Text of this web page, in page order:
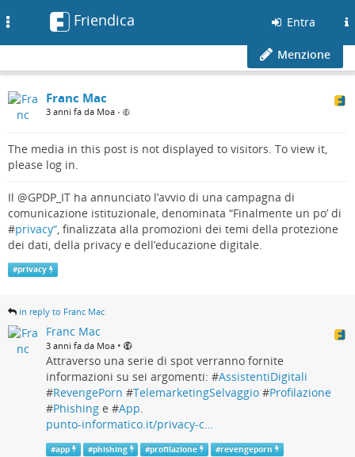
Friendica Entra
Menzione
Franc Mac
3 anni fa da Moa •
The media in this post is not displayed to visitors. To view it,
please log in.
Il @GPDP_IT ha annunciato l’avvio di una campagna di
comunicazione istituzionale, denominata “Finalmente un po’ di
#privacy“, finalizzata alla promozioni dei temi della protezione
dei dati, della privacy e dell’educazione digitale.
#privacy
in reply to Franc Mac
Franc Mac
3 anni fa da Moa •
Attraverso una serie di spot verranno fornite
informazioni su sei argomenti: #AssistentiDigitali
#RevengePorn #TelemarketingSelvaggio #Profilazione
#Phishing e #App.
punto-informatico.it/privacy-c…
#app #phishing #profilazione #revengeporn